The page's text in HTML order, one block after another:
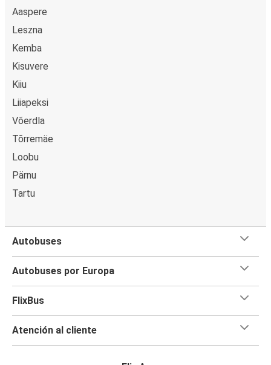
Aaspere
Leszna
Kemba
Kisuvere
Kiiu
Liiapeksi
Võerdla
Tõrremäe
Loobu
Pärnu
Tartu
Autobuses
Autobuses por Europa
FlixBus
Atención al cliente